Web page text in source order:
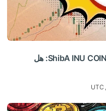
ShibA INU COIN PRICE PROCENT 2025-2031: هل